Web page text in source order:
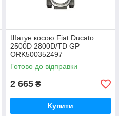
Шатун косою Fiat Ducato
2500D 2800D/TD GP
ORK500352497
Готово до відправки
2 665 ₴
Купити